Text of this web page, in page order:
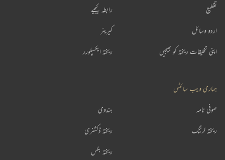
تقطیع
اردو وسائل
اپنی تخلیقات ریختہ کو بھیجیں
رابطہ کیجیے
کیریئر
ریختہ ایکسپلورر
ہماری ویب سائٹس
ہندوی صوفی نامہ
ریختہ ڈکشنری ریختہ لرننگ
ریختہ بکس